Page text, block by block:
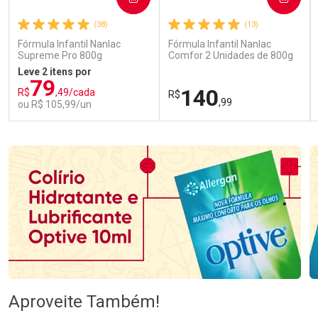
(38)
Fórmula Infantil Nanlac
Supreme Pro 800g
Leve 2 itens por
R$79,49/cada
ou R$ 105,99/un
(13)
Fórmula Infantil Nanlac
Comfor 2 Unidades de 800g
R$140,99
Laboratório
Por Menos
Aproveite Também!